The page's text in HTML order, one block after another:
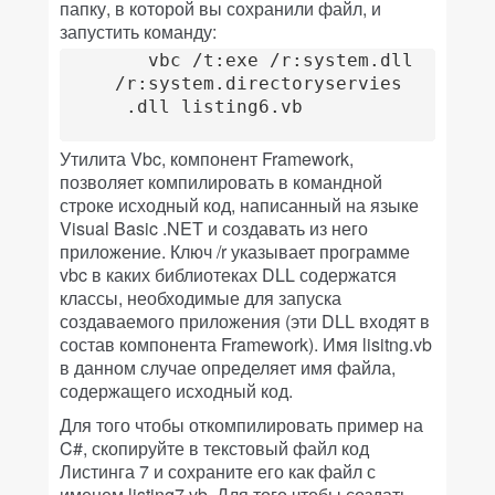
папку, в которой вы сохранили файл, и
запустить команду:
Утилита Vbc, компонент Framework,
позволяет компилировать в командной
строке исходный код, написанный на языке
Visual Basic .NET и создавать из него
приложение. Ключ /r указывает программе
vbc в каких библиотеках DLL содержатся
классы, необходимые для запуска
создаваемого приложения (эти DLL входят в
состав компонента Framework). Имя lisitng.vb
в данном случае определяет имя файла,
содержащего исходный код.
Для того чтобы откомпилировать пример на
C#, скопируйте в текстовый файл код
Листинга 7 и сохраните его как файл с